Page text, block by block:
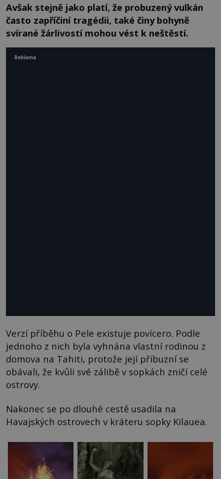
Avšak stejně jako platí, že probuzený vulkán
často zapříčiní tragédii, také činy bohyně
svírané žárlivostí mohou vést k neštěstí.
Verzí příběhu o Pele existuje povícero. Podle
jednoho z nich byla vyhnána vlastní rodinou z
domova na Tahiti, protože její příbuzní se
obávali, že kvůli své zálibě v sopkách zničí celé
ostrovy.
Nakonec se po dlouhé cestě usadila na
Havajských ostrovech v kráteru sopky Kilauea.
Reklama